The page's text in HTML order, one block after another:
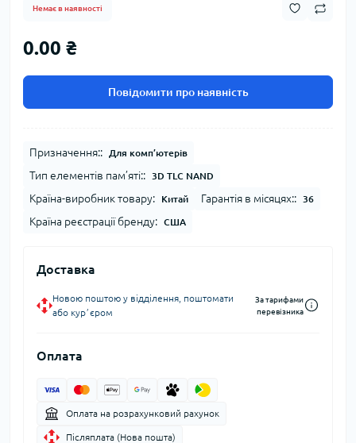
Немає в наявності
0.00 ₴
Повідомити про наявність
Призначення:: Для комп’ютерів
Тип елементів пам’яті:: 3D TLC NAND
Країна-виробник товару: Китай Гарантія в місяцях:: 36
Країна реєстрації бренду: США
Доставка
Новою поштою у відділення, поштомати
або курʼєром
За тарифами
перевізника
Оплата
Оплата на розрахунковий рахунок
Післяплата (Нова пошта)